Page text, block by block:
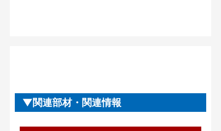
関連部材・関連情報